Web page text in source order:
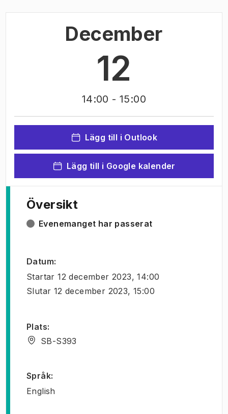
December
12
14:00 - 15:00
Lägg till i Outlook
Lägg till i Google kalender
Översikt
Evenemanget har passerat
Datum:
Startar 12 december 2023, 14:00
Slutar 12 december 2023, 15:00
Plats:
SB-S393
Språk:
English